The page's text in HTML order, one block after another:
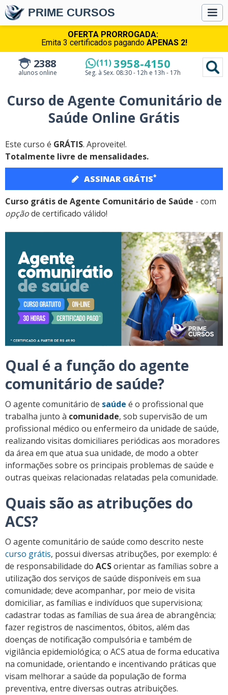
OFERTA PRORROGADA:
Emita 3 certificados pagando APENAS 2!
PRIME CURSOS
2388
alunos online
(11) 3958-4150
Seg. à Sex. 08:30 - 12h e 13h - 17h
Curso de Agente Comunitário de
Saúde Online Grátis
Este curso é GRÁTIS. Aproveite!.
Totalmente livre de mensalidades.
ASSINAR GRÁTIS*
Curso grátis de Agente Comunitário de Saúde - com
opçãode certificado válido!
Qual é a função do agente
comunitário de saúde?
O agente comunitário de saúde é o profissional que
trabalha junto à comunidade, sob supervisão de um
profissional médico ou enfermeiro da unidade de saúde,
realizando visitas domiciliares periódicas aos moradores
da área em que atua sua unidade, de modo a obter
informações sobre os principais problemas de saúde e
outras queixas relacionadas relatadas pela comunidade.
Quais são as atribuções do
ACS?
O agente comunitário de saúde como descrito neste
curso grátis, possui diversas atribuções, por exemplo: é
de responsabilidade do ACSorientar as famílias sobre a
utilização dos serviços de saúde disponíveis em sua
comunidade; deve acompanhar, por meio de visita
domiciliar, as famílias e indivíduos que supervisiona;
cadastrar todas as famílias de sua área de abrangência;
fazer registros de nascimentos, óbitos, além das
doenças de notificação compulsória e também de
vigilância epidemiológica; o ACS atua de forma educativa
na comunidade, orientando e incentivando práticas que
visam melhorar a saúde da população de forma
preventiva, entre diversas outras atribuições.